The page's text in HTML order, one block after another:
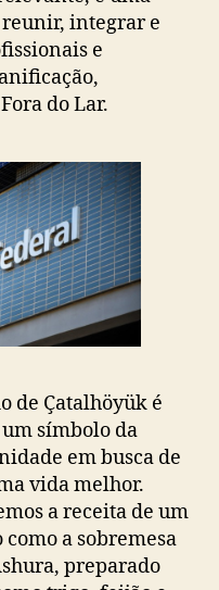
integrar e
e
do Lar.
de Çatalhöyük é
símbolo da
em busca de
vida melhor.
a receita de um
a sobremesa
preparado